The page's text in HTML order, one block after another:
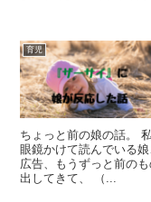
育児
ちょっと前の娘の話。
眼鏡かけて読んでいる
広告、もうずっと前の
出してきて、 （...